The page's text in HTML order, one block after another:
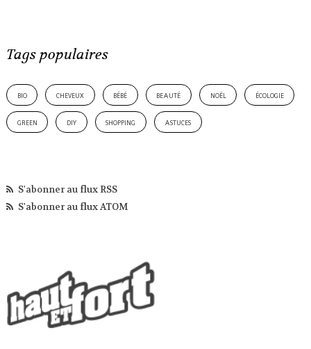
Tags populaires
bio cheveux bébé beauté noël écologie
green diy shopping astuces
S'abonner au flux RSS
S'abonner au flux ATOM